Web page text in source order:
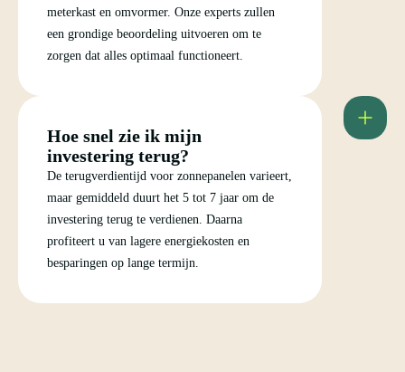
meterkast en omvormer. Onze experts zullen
een grondige beoordeling uitvoeren om te
zorgen dat alles optimaal functioneert.
Hoe snel zie ik mijn
investering terug?
De terugverdientijd voor zonnepanelen varieert,
maar gemiddeld duurt het 5 tot 7 jaar om de
investering terug te verdienen. Daarna
profiteert u van lagere energiekosten en
besparingen op lange termijn.